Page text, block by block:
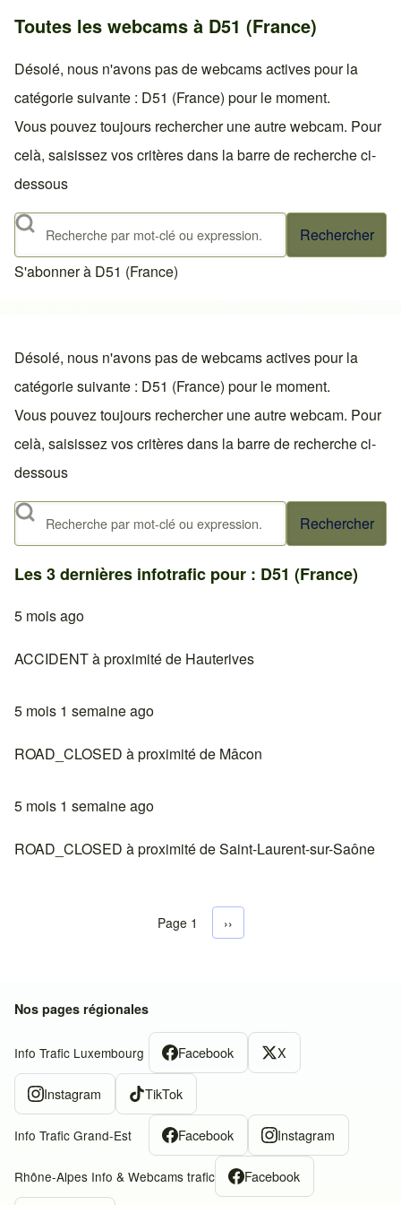
Toutes les webcams à D51 (France)
Désolé, nous n'avons pas de webcams actives pour la
catégorie suivante : D51 (France) pour le moment.
Vous pouvez toujours rechercher une autre webcam. Pour
celà, saisissez vos critères dans la barre de recherche ci-
dessous
Rechercher
S'abonner à D51 (France)
Désolé, nous n'avons pas de webcams actives pour la
catégorie suivante : D51 (France) pour le moment.
Vous pouvez toujours rechercher une autre webcam. Pour
celà, saisissez vos critères dans la barre de recherche ci-
dessous
Rechercher
Les 3 dernières infotrafic pour : D51 (France)
5 mois ago
ACCIDENT à proximité de Hauterives
5 mois 1 semaine ago
ROAD_CLOSED à proximité de Mâcon
5 mois 1 semaine ago
ROAD_CLOSED à proximité de Saint-Laurent-sur-Saône
Pagination
Page 1 Next page
››
Nos pages régionales
Info Trafic Luxembourg Facebook X
Instagram TikTok
Info Trafic Grand-Est Facebook Instagram
Rhône-Alpes Info & Webcams trafic Facebook